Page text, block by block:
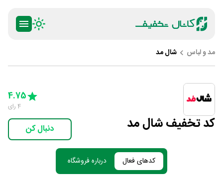
مد و لباس شال مد
کد تخفیف شال مد
3 Stars
4 Stars
5 Stars
4.75
4 رای
دنبال کن
کدهای فعال درباره فروشگاه